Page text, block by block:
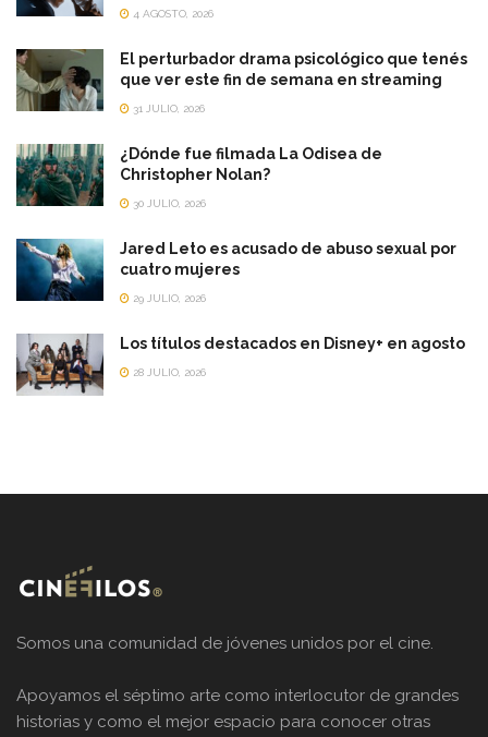
4 AGOSTO, 2026
El perturbador drama psicológico que tenés
que ver este fin de semana en streaming
31 JULIO, 2026
¿Dónde fue filmada La Odisea de
Christopher Nolan?
30 JULIO, 2026
Jared Leto es acusado de abuso sexual por
cuatro mujeres
29 JULIO, 2026
Los títulos destacados en Disney+ en agosto
28 JULIO, 2026
Somos una comunidad de jóvenes unidos por el cine.
Apoyamos el séptimo arte como interlocutor de grandes
historias y como el mejor espacio para conocer otras